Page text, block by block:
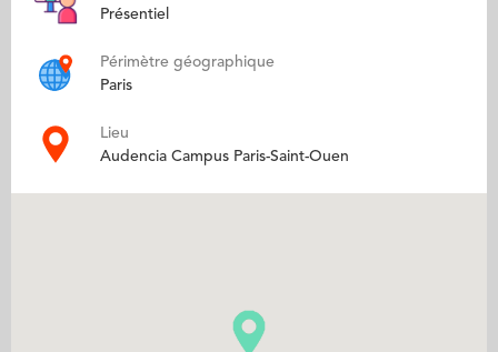
Présentiel
Périmètre géographique
Paris
Lieu
Audencia Campus Paris-Saint-Ouen